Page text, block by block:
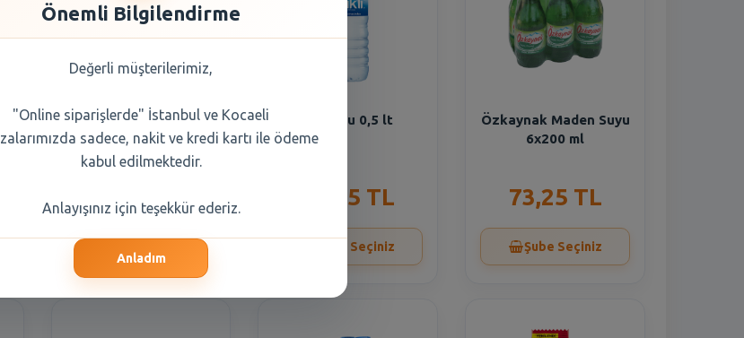
Balküpü Küp Şeker
Gold 1000 gr
60,95 TL
Erikli Su 0,5 lt
16,55 TL
Şube Seçiniz
Özkaynak Maden Suyu
6x200 ml
73,25 TL
Şube Seçiniz
Önemli Bilgilendirme
Değerli müşterilerimiz,
"Online siparişlerde" İstanbul ve Kocaeli
sadece, nakit ve kredi kartı ile ödeme
kabul edilmektedir.
Anlayışınız için teşekkür ederiz.
Anladım